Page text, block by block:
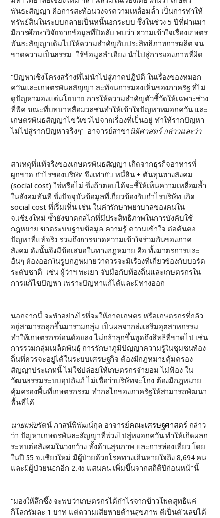
พันธะสัญญา คือการสะท้อนวงจรความเหลื่อมล้ำ เป็นการทำให้
ทรัพย์สินในระบบกลายเป็นหนี้นอกระบบ ซึ่งในช่วง 5 ปีที่ผ่านมา
มีการศึกษาวิจัยจากข้อมูลที่ปิดลับ พบว่า ความเข้าใจเรื่องเกษตร
พันธะสัญญาเดิมไปให้ความสำคัญกับประสิทธิภาพการผลิต จน
ขาดความเป็นธรรม ใช้ข้อมูลลำเอียง นำไปสู่การมองภาพที่ผิด
“ปัญหาเชิงโครงสร้างที่ไม่นำไปสู่ภาคปฏิบัติ ในเรื่องของหมอก
ควันและเกษตรพันธสัญญา สะท้อนการมองเห็นของภาครัฐ ที่ไม่
ดูปัญหามองแต่นโยบาย การให้ความสำคัญตัวชี้วัดให้เฉพาะช่วง
ที่พีค ขณะที่บทบาทสื่อมวลชนทำให้เข้าใจปัญหาหมอกควัน และ
เกษตรพันธสัญญาไขว้เขวไปจากเรื่องที่เป็นอยู่ ทำให้รากปัญหา
ไม่ไปสู่รากปัญหาจริงๆ” อาจารย์สาขานิติศาสตร์ กล่าวและว่า
สาเหตุที่แท้จริงของเกษตรพันธสัญญา เกิดจากธุรกิจอาหารที่
ผูกขาด กำไรของบริษัท จึงเท่ากับ หนี้สิน + ต้นทุนทางสังคม
(social cost) ใช่หรือไม่ ซึ่งถ้าตอบได้จะชี้ให้เห็นความเหลื่อมล้ำ
ในสังคมทันที ซึ่งปัจจุบันข้อมูลที่เกี่ยวข้องกับกำไรบริษัท เกิด
social cost ที่เริ่มเห็น เช่น ในค่ารักษาพยาบาลของคนใน
จ.เชียงใหม่ ซ้ำยังขาดกลไกที่มีประสิทธิภาพในการบังคับใช้
กฎหมาย ขาดระบบฐานข้อมูล ความรู้ ความเข้าใจ ต่อต้นตอ
ปัญหาที่แท้จริง รวมถึงการขาดความเข้าใจร่วมกันของภาค
สังคม ดังนั้นจึงมีข้อเสนอในทางกฎหมาย คือ ทั้งมาตรการและ
อื่นๆ ต้องออกในรูปกฎหมายว่าควรจะมีเรื่องที่เกี่ยวข้องกับบอร์ด
ระดับชาติ เช่น ผู้ว่าฯ พะเยา จับมือกับท้องถิ่นและเกษตรกรใน
การแก้ไขปัญหา เพราะปัญหาแก้ได้และมีทางออก
นอกจากนี้ จะทำอย่างไรที่จะให้ภาคเกษตร หรือเกษตรกรที่กลัว
อยู่สามารถลุกขึ้นมารวมกลุ่ม เป็นผลจากส่งเสริมอุตสาหกรรม
ทำให้เกษตรกรอ่อนด้อยลง ไม่กล้าลุกขึ้นพูดถึงสิทธิที่ขาดไป เช่น
การรวมกลุ่มเมล็ดพันธุ์ การรักษาภูมิปัญญาความรู้ในชุมชนท้อง
ถิ่นที่ควรจะอยู่ได้ในระบบเศรษฐกิจ ต้องมีกฎหมายคุ้มครอง
สัญญาประเภทนี้ ไม่ใช่ปล่อยให้เกษตรกรจำยอม ไม่ฟ้อง ใน
วัฒนธรรมระบบอุปถัมภ์ ไม่เชื่อว่าบริษัทจะโกง ต้องมีกฎหมาย
คุ้มครองพื้นที่เกษตรกรรม ทำกลไกของภาครัฐให้สามารถพัฒนา
พื้นที่ได้
นายผทัยรัตน์ ภาสน์พิพัฒน์กุล อาจารย์คณะเศรษฐศาสตร์ กล่าว
ว่า ปัญหาเกษตรพันธะสัญญาที่พ่วงไปสู่หมอกควัน ทำให้เกิดผลก
ระทบต่อสังคมในวงกว้าง ทั้งด้านสุขภาพ และการท่องเที่ยว โดย
ในปี 55 จ.เชียงใหม่ มีผู้ป่วยด้วยโรคทางเดินหายใจถึง 8,694 คน
และมีผู้ป่วยนอกอีก 2.46 แสนคน เพิ่มขึ้นจากสถิติปีก่อนหน้านี้
“มองให้ลึกซึ้ง จะพบว่าเกษตรกรได้กำไรจากข้าวโพดสุทธิแค่
กิโลกรัมละ 1 บาท แต่ความเสียหายด้านสุขภาพ ตีเป็นตัวเลขได้